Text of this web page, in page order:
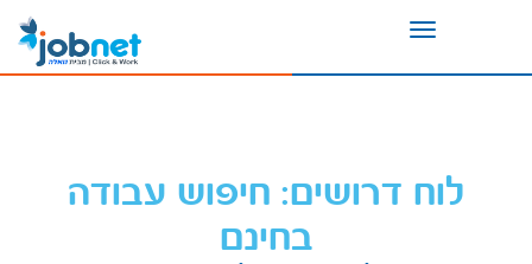
Toggle
לוח דרושים: חיפוש עבודה
בחינם